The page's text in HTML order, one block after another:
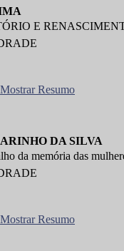
E
Mostrar Resumo
DA SILVA
da memória das
Mostrar Resumo